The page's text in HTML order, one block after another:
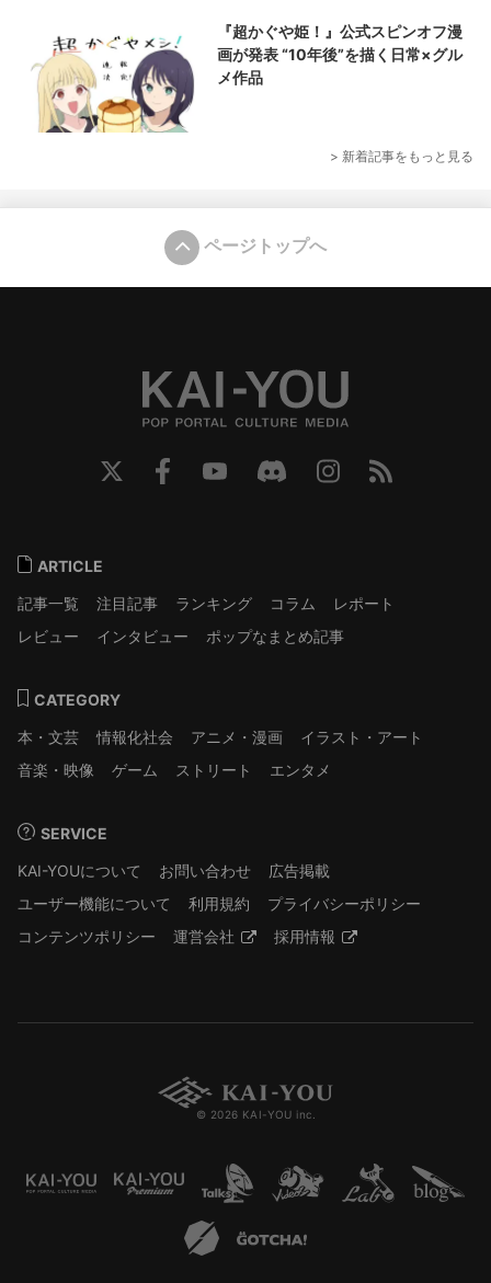
『超かぐや姫！』公式スピンオフ漫
画が発表 “10年後”を描く日常×グル
メ作品
> 新着記事をもっと見る
ページトップへ
ARTICLE
記事一覧
注目記事 ランキング コラム
レポート
レビュー
インタビュー ポップなまとめ記事
CATEGORY
本・文芸
情報化社会 アニメ・漫画
イラスト・アート
音楽・映像
ゲーム ストリート エンタメ
SERVICE
KAI-YOUについて
お問い合わせ
広告掲載
ユーザー機能について
利用規約
プライバシーポリシー
コンテンツポリシー
運営会社 採用情報
© 2026 KAI-YOU inc.